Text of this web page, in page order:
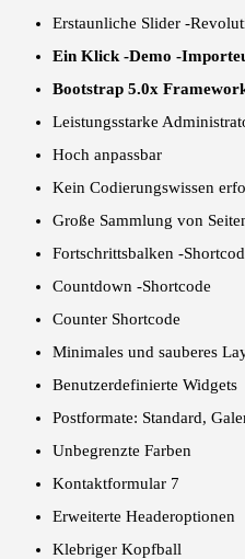
Erstaunliche Slider -
Ein Klick -Demo -
Bootstrap 5.0x
Leistungsstarke
Hoch anpassbar
Kein Codierungswissen
Große Sammlung von
Fortschrittsbalken -
Countdown -Shortcode
Counter Shortcode
Minimales und sauberes
Benutzerdefinierte Widgets
Postformate: Standard,
Unbegrenzte Farben
Kontaktformular 7
Erweiterte Headeroptionen
Klebriger Kopfball